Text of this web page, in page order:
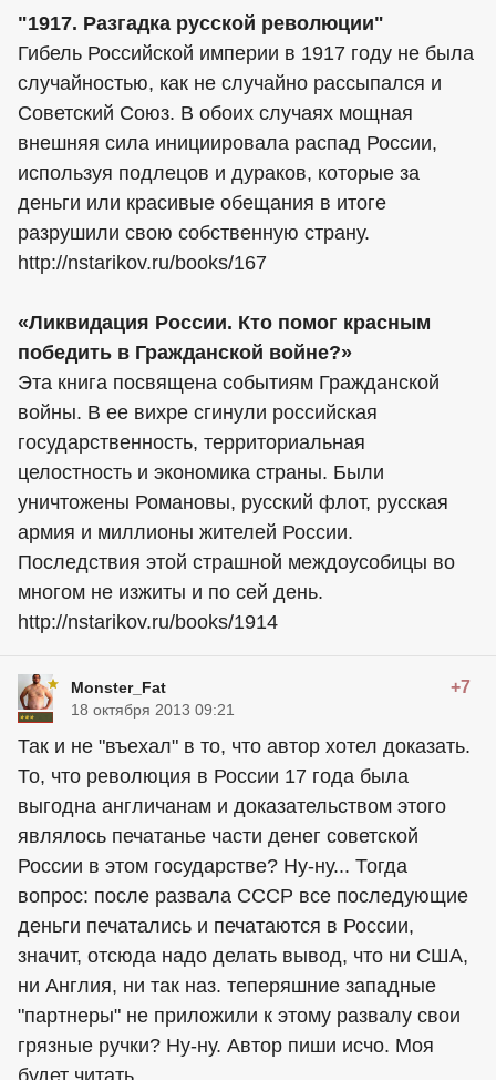
"1917. Разгадка русской революции"
Гибель Российской империи в 1917 году не была
случайностью, как не случайно рассыпался и
Советский Союз. В обоих случаях мощная
внешняя сила инициировала распад России,
используя подлецов и дураков, которые за
деньги или красивые обещания в итоге
разрушили свою собственную страну.
http://nstarikov.ru/books/167
«Ликвидация России. Кто помог красным
победить в Гражданской войне?»
Эта книга посвящена событиям Гражданской
войны. В ее вихре сгинули российская
государственность, территориальная
целостность и экономика страны. Были
уничтожены Романовы, русский флот, русская
армия и миллионы жителей России.
Последствия этой страшной междоусобицы во
многом не изжиты и по сей день.
http://nstarikov.ru/books/1914
Monster_Fat +7
18 октября 2013 09:21
Так и не "въехал" в то, что автор хотел доказать.
То, что революция в России 17 года была
выгодна англичанам и доказательством этого
являлось печатанье части денег советской
России в этом государстве? Ну-ну... Тогда
вопрос: после развала СССР все последующие
деньги печатались и печатаются в России,
значит, отсюда надо делать вывод, что ни США,
ни Англия, ни так наз. теперяшние западные
"партнеры" не приложили к этому развалу свои
грязные ручки? Ну-ну. Автор пиши исчо. Моя
будет читать.